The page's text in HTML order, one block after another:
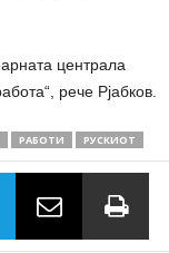
централа
рече Рјабков.
РАБОТИ РУСКИОТ